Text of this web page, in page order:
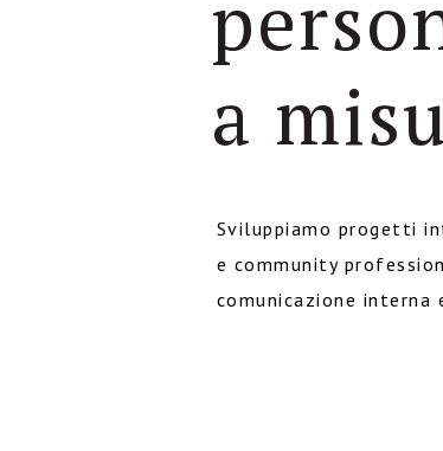
a
Sviluppiamo progetti
e community
comunicazione interna